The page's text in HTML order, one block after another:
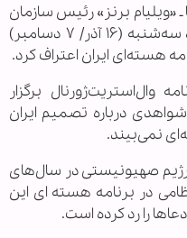
«ویلیام برنز» رئیس سازمان
اطلاعات مرکزی آمریکا (سیا) بامداد سه‌شنبه (۱۶ آذر/ ۷ دسامبر)
هسته‌ای ایران اعتراف کرد.
برگزار
درباره تصمیم ایران
نمی‌بیند.
صهیونیستی در سال‌های
در برنامه هسته ای این
را رد کرده است.